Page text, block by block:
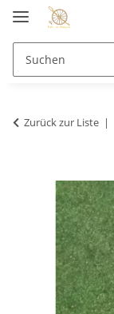
Zurück zur Liste